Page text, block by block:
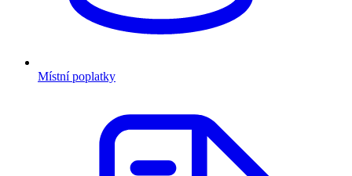
Místní poplatky